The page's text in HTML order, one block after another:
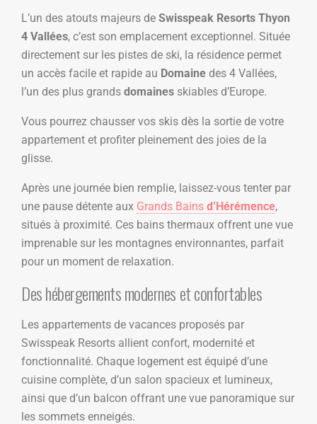
L’un des atouts majeurs de Swisspeak Resorts Thyon
4 Vallées, c’est son emplacement exceptionnel. Située
directement sur les pistes de ski, la résidence permet
un accès facile et rapide au Domaine des 4 Vallées,
l’un des plus grands domaines skiables d’Europe.
Vous pourrez chausser vos skis dès la sortie de votre
appartement et profiter pleinement des joies de la
glisse.
Après une journée bien remplie, laissez-vous tenter par
une pause détente aux Grands Bains d’Hérémence,
situés à proximité. Ces bains thermaux offrent une vue
imprenable sur les montagnes environnantes, parfait
pour un moment de relaxation.
Des hébergements modernes et confortables
Les appartements de vacances proposés par
Swisspeak Resorts allient confort, modernité et
fonctionnalité. Chaque logement est équipé d’une
cuisine complète, d’un salon spacieux et lumineux,
ainsi que d’un balcon offrant une vue panoramique sur
les sommets enneigés.